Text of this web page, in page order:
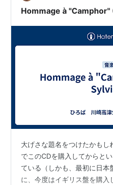
Hommage à "Camphor"
大げさな題名をつけたかも
でこのCDを購入してからと
ている（しかも、最初に日本
に、今度はイギリス盤を購